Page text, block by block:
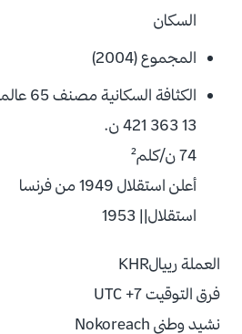
السكان
المجموع (2004)
الكثافة السكانية مصنف 65 عالميا
13 363 421 ن.
74 ن/كلم²
أعلن استقلال 1949 من فرنسا
استقلال|| 1953
العملة رييالKHR
فرق التوقيت UTC +7
نشيد وطني Nokoreach